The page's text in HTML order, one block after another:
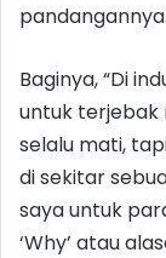
pandangannya.
Baginya, “Di
untuk terjebak
selalu mati,
di sekitar
saya untuk
‘Why’ atau